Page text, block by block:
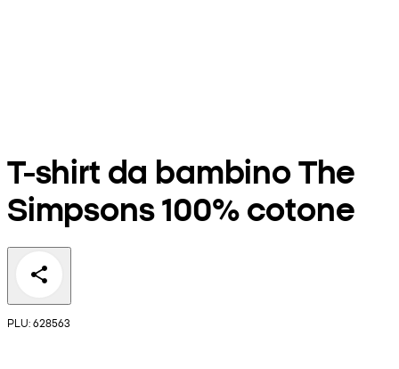
T-shirt da bambino The
Simpsons 100% cotone
PLU: 628563